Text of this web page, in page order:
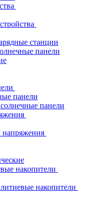
станции
панели
панели
панели
напряжения
накопители
накопители